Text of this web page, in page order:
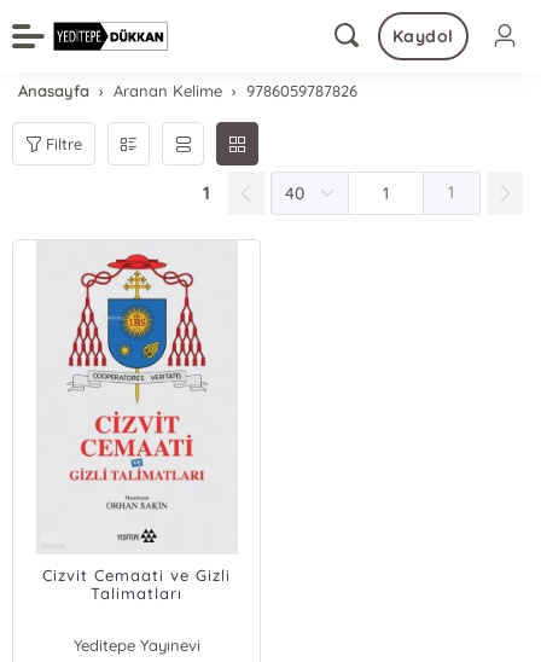
Kaydol
Anasayfa Aranan Kelime 9786059787826
Filtre
1 1
Cizvit Cemaati ve Gizli
Talimatları
Yeditepe Yayınevi